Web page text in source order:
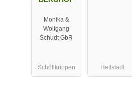
Monika &
Wolfgang
Schudt GbR
Schöllkrippen Hettstadt